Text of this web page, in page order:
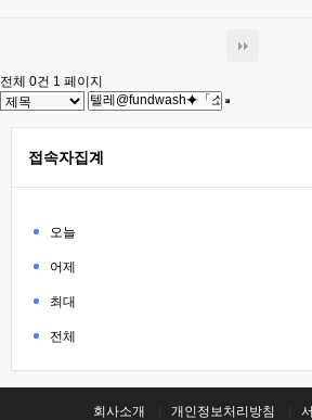
전체 0건 1 페이지
접속자집계
오늘
어제
최대
전체
회사소개 개인정보처리방침